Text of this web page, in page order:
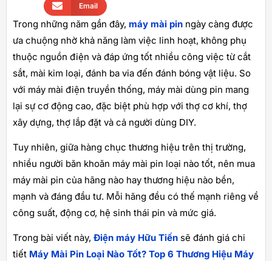
Email
Trong những năm gần đây, máy mài pin ngày càng được
ưa chuộng nhờ khả năng làm việc linh hoạt, không phụ
thuộc nguồn điện và đáp ứng tốt nhiều công việc từ cắt
sắt, mài kim loại, đánh ba via đến đánh bóng vật liệu. So
với máy mài điện truyền thống, máy mài dùng pin mang
lại sự cơ động cao, đặc biệt phù hợp với thợ cơ khí, thợ
xây dựng, thợ lắp đặt và cả người dùng DIY.
Tuy nhiên, giữa hàng chục thương hiệu trên thị trường,
nhiều người băn khoăn máy mài pin loại nào tốt, nên mua
máy mài pin của hãng nào hay thương hiệu nào bền,
mạnh và đáng đầu tư. Mỗi hãng đều có thế mạnh riêng về
công suất, động cơ, hệ sinh thái pin và mức giá.
Trong bài viết này, Điện máy Hữu Tiến sẽ đánh giá chi
tiết Máy Mài Pin Loại Nào Tốt? Top 6 Thương Hiệu Máy